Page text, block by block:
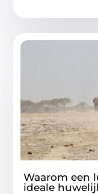
Waarom een
ideale